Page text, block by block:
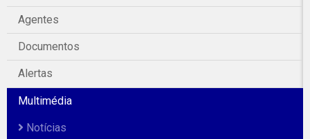
Agentes
Documentos
Alertas
Multimédia
Notícias